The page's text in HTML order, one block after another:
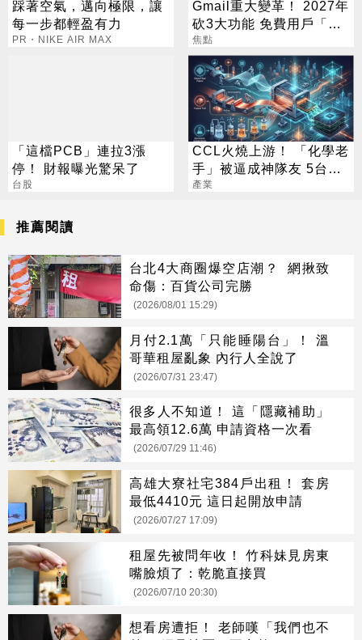
踩著空氣，邁向極限，讓
每一步都輕盈有力
PR・NIKE AIR MAX
Gmail重大變革！ 2027年
砍3大功能 免費用戶「這
好康」不能用了
焦點
「這檔PCB」連拉3漲
停！ 財報曝光驚呆了
台股
CCL火燒上游！ 「化學老
手」被逼成神隊友 5台廠
默默發財
產業
推薦閱讀
台北4大商圈爆空店潮？ 網揪致
命傷：百貨公司完勝
(2026/08/01 15:29)
月付2.1萬「只能睡陽台」！ 溫
哥華租屋亂象 內行人全說了
(2026/07/31 23:47)
很多人不知道！ 這「隱藏補助」
最高領12.6萬 申請資格一次看
(2026/07/29 11:46)
高雄大寮社宅384戶出租！ 套房
最低4410元 這日起開放申請
(2026/07/27 17:09)
租屋先被問年收！ 竹科妹見房東
嘴臉煩了：乾脆直接買
(2026/07/10 20:30)
想看房遭拒！ 老師嘆「我們也不